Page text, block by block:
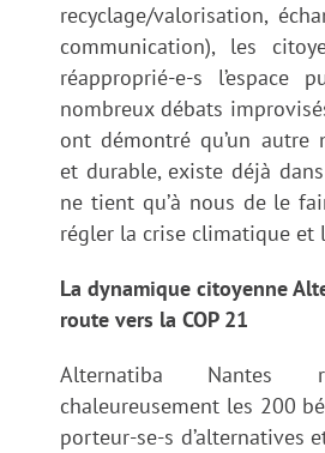
recyclage/valorisation,
communication), les
réapproprié-e-s l’espace
nombreux débats
ont démontré qu’un autre
et durable, existe déjà
ne tient qu’à nous de le
régler la crise climatique et
La dynamique citoyenne
route vers la COP 21
Alternatiba Nantes
chaleureusement les 200
porteur-se-s d’alternatives